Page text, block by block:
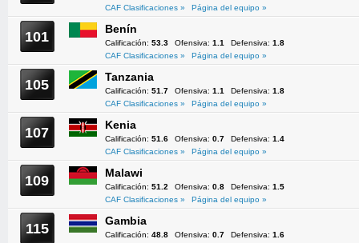
CAF Clasificaciones »
Página del equipo »
101 Benín
Calificación: 53.3 Ofensiva: 1.1 Defensiva: 1.8
CAF Clasificaciones »
Página del equipo »
105 Tanzania
Calificación: 51.7 Ofensiva: 1.1 Defensiva: 1.8
CAF Clasificaciones »
Página del equipo »
107 Kenia
Calificación: 51.6 Ofensiva: 0.7 Defensiva: 1.4
CAF Clasificaciones »
Página del equipo »
109 Malawi
Calificación: 51.2 Ofensiva: 0.8 Defensiva: 1.5
CAF Clasificaciones »
Página del equipo »
115 Gambia
Calificación: 48.8 Ofensiva: 0.7 Defensiva: 1.6